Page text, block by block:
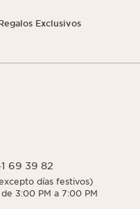
Exclusivos
69 39 82
días festivos)
3:00 PM a 7:00 PM